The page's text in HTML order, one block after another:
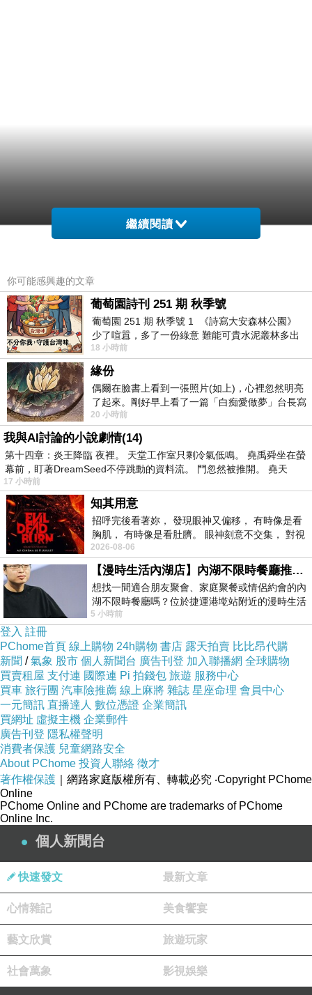
繼續閱讀
你可能感興趣的文章
葡萄園詩刊 251 期 秋季號
葡萄園 251 期 秋季號 1 《詩寫大安森林公園》
少了喧囂，多了一份綠意 難能可貴水泥叢林多出
一
18 小時前
緣份
偶爾在臉書上看到一張照片(如上)，心裡忽然明亮
了起來。剛好早上看了一篇「白痴愛做夢」台長寫
的貼文，在回顧年輕時瘋狂愛上
20 小時前
我與AI討論的小說劇情(14)
第十四章：炎王降臨 夜裡。 天堂工作室只剩冷氣低鳴。 堯禹舜坐在螢
幕前，盯著DreamSeed不停跳動的資料流。 門忽然被推開。 堯天
17 小時前
知其用意
招呼完後看著妳， 發現眼神又偏移， 有時像是看
胸肌， 有時像是看肚臍。 眼神刻意不交集， 對視
視線不對齊， 讓我很難不
2026-08-06
【漫時生活內湖店】內湖不限時餐廳推薦｜捷運港墘站美食，聚餐、約會、家庭聚會首選，正餐甜點一次滿足
想找一間適合朋友聚會、家庭聚餐或情侶約會的內
湖不限時餐廳嗎？位於捷運港墘站附近的漫時生活
內湖店，從捷運站步行約4分鐘即可抵
5 小時前
登入 註冊
PChome首頁 線上購物 24h購物 書店 露天拍賣 比比昂代購
新聞 /氣象 股市 個人新聞台 廣告刊登 加入聯播網 全球購物
買賣租屋 支付連 國際連 Pi 拍錢包 旅遊 服務中心
買車 旅行團 汽車險推薦 線上麻將 雜誌 星座命理 會員中心
一元簡訊 直播達人 數位憑證 企業簡訊
買網址 虛擬主機 企業郵件
廣告刊登 隱私權聲明
消費者保護 兒童網路安全
About PChome 投資人聯絡 徵才
著作權保護 ｜網路家庭版權所有、轉載必究 ‧Copyright PChome
Online
PChome Online and PChome are trademarks of PChome
Online Inc.
個人新聞台
快速發文 最新文章
心情雜記 美食饗宴
藝文欣賞 旅遊玩家
社會萬象 影視娛樂